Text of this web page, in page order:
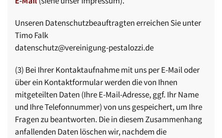
Unseren Datenschutzbeauftragten erreichen Sie unter
Timo Falk
datenschutz@vereinigung-pestalozzi.de
(3) Bei Ihrer Kontaktaufnahme mit uns per E-Mail oder
über ein Kontaktformular werden die von Ihnen
mitgeteilten Daten (Ihre E-Mail-Adresse, ggf. Ihr Name
und Ihre Telefonnummer) von uns gespeichert, um Ihre
Fragen zu beantworten. Die in diesem Zusammenhang
anfallenden Daten löschen wir, nachdem die